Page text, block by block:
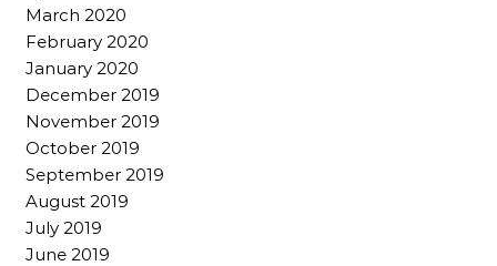
March 2020
February 2020
January 2020
December 2019
November 2019
October 2019
September 2019
August 2019
July 2019
June 2019